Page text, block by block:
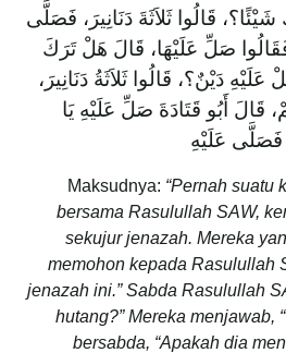
قَالُوا ثَلاَثَةَ دَنَانِيرَ، فَصَلَّى
فَقَالُوا صَلِّ عَلَيْهَا، قَالَ هَلْ تَرَكَ
دَيْنٌ؟، قَالُوا ثَلاَثَةُ دَنَانِيرَ،
أَبُو قَتَادَةَ صَلِّ عَلَيْهِ يَا
فَصَلَّى عَلَيْهِ
Maksudnya: “Pernah suatu
bersama Rasulullah SAW,
sekujur jenazah. Mereka
memohon kepada Rasulullah
jenazah ini.” Sabda Rasulullah
hutang?” Mereka menjawab,
bersabda, “Apakah dia